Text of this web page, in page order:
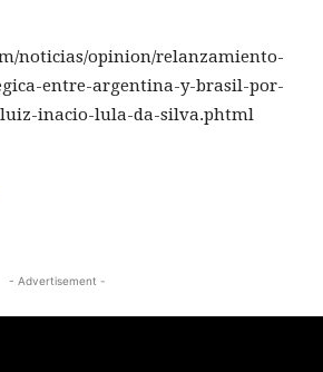
noticias/opinion/relanzamiento-
entre-argentina-y-brasil-por-
inacio-lula-da-silva.phtml
- Advertisement -